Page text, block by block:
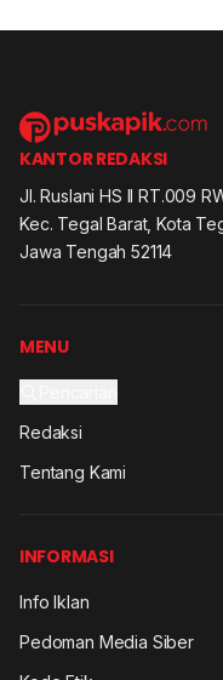
KANTOR REDAKSI
Jl. Ruslani HS II RT.009
Kec. Tegal Barat, Kota
Jawa Tengah 52114
MENU
Redaksi
Tentang Kami
INFORMASI
Info Iklan
Pedoman Media Siber